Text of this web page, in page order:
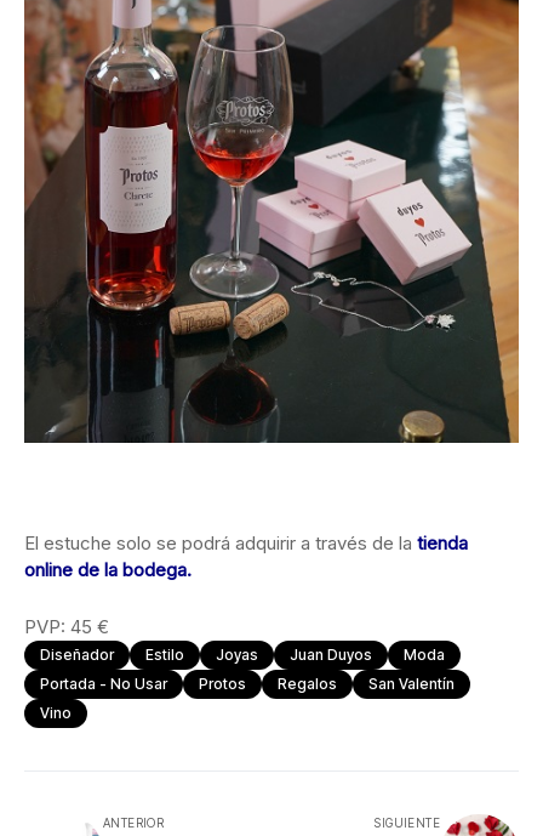
El estuche solo se podrá adquirir a través de la tienda
online de la bodega.
PVP: 45 €
Diseñador Estilo Joyas Juan Duyos
Moda
Portada - No Usar
Protos Regalos
San Valentín
Vino
ANTERIOR SIGUIENTE